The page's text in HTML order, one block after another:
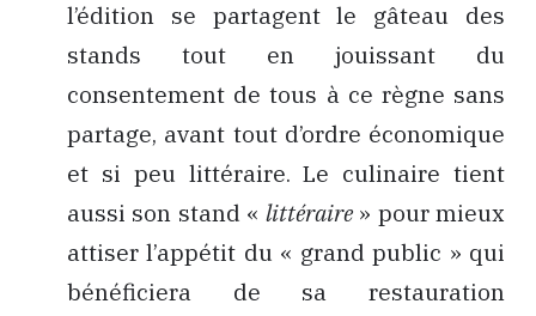
l’édition se partagent le gâteau des
stands tout en jouissant du
consentement de tous à ce règne sans
partage, avant tout d’ordre économique
et si peu littéraire. Le culinaire tient
aussi son stand « littéraire» pour mieux
attiser l’appétit du « grand public » qui
bénéficiera de sa restauration